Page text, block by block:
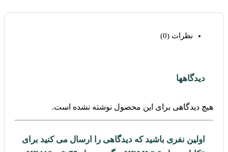
نظرات (0)
دیدگاهها
هیچ دیدگاهی برای این محصول نوشته نشده است.
اولین نفری باشید که دیدگاهی را ارسال می کنید برای